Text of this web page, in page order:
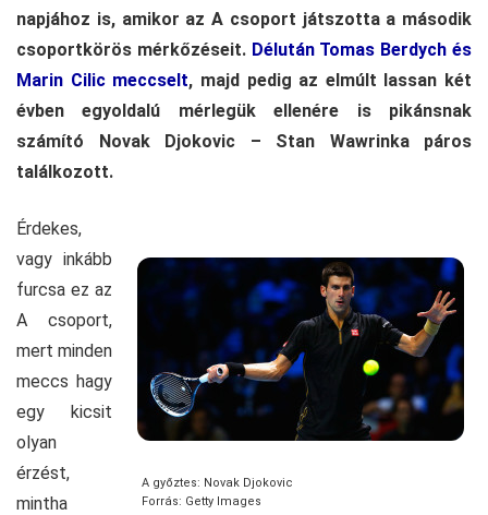
napjához is, amikor az A csoport játszotta a második
csoportkörös mérkőzéseit. Délután Tomas Berdych és
Marin Cilic meccselt, majd pedig az elmúlt lassan két
évben egyoldalú mérlegük ellenére is pikánsnak
számító Novak Djokovic – Stan Wawrinka páros
találkozott.
A győztes: Novak Djokovic
Forrás: Getty Images
Érdekes,
vagy inkább
furcsa ez az
A csoport,
mert minden
meccs hagy
egy kicsit
olyan
érzést,
mintha